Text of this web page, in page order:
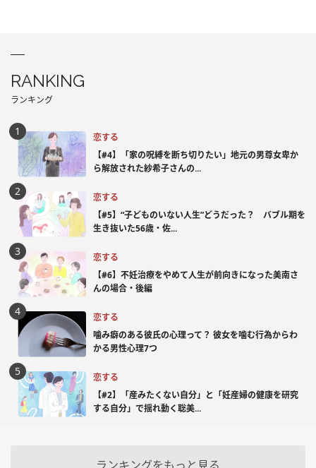
RANKING
ランキング
恋する
【#4】「家の呪縛を断ち切りたい」地元の男尊女卑か
ら解放された紗希子さんの...
恋する
【#5】“子どものいない人生”どうだった？ バブル期を
生き抜いた56歳・佐...
恋する
【#6】不妊治療をやめて人生が前向きになった美南さ
んの場合・後編
恋する
噛み癖のある彼氏の心理って？ 彼女を噛む行為からわ
かる男性心理7つ
恋する
【#2】「産みたくない自分」と「妊産婦の健康を研究
する自分」で揺れ動く聡美...